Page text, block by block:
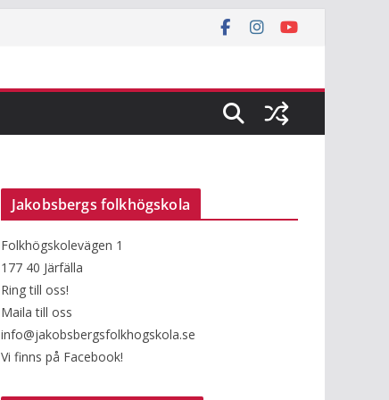
Jakobsbergs folkhögskola
Folkhögskolevägen 1
177 40 Järfälla
Ring till oss!
Maila till oss
info@jakobsbergsfolkhogskola.se
Vi finns på Facebook!